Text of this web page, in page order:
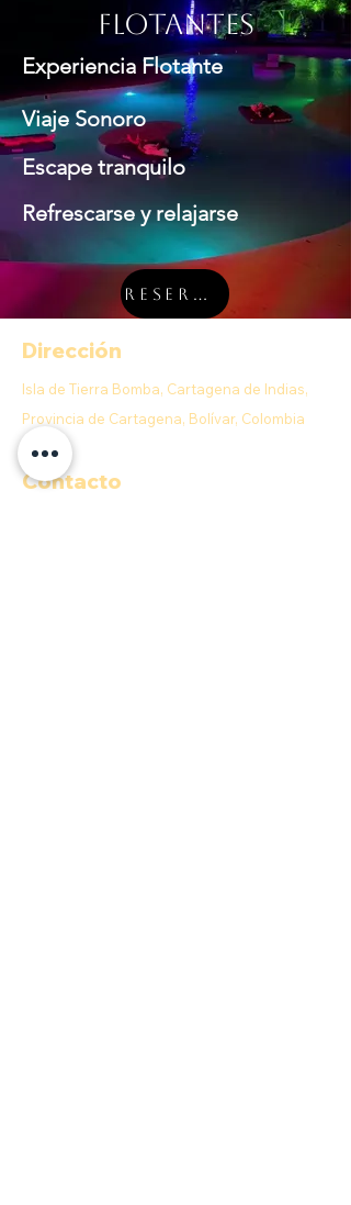
FLOTANTES
Experiencia Flotante
Viaje Sonoro
Escape tranquilo
Refrescarse y relajarse
RESERVA
Dirección
Isla de Tierra Bomba, Cartagena de Indias,
Provincia de Cartagena, Bolívar, Colombia
Contacto